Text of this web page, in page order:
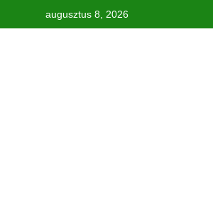
augusztus 8, 2026